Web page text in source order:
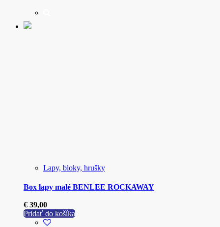
Lapy, bloky, hrušky
Box lapy malé BENLEE ROCKAWAY
€ 39,00
Pridať do košíka